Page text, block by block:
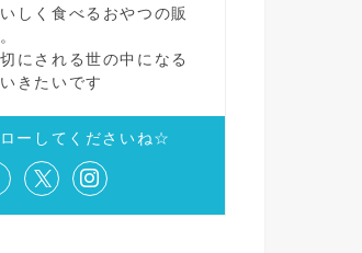
しく食べるおやつの販
にされる世の中になる
きたいです
ーしてくださいね☆